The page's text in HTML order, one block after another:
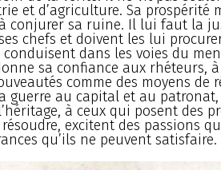
et d’agriculture. Sa prospérité
conjurer sa ruine. Il lui faut la
chefs et doivent les lui
conduisent dans les voies du
sa confiance aux rhéteurs,
comme des moyens de
guerre au capital et au
à ceux qui posent des
excitent des passions
qu’ils ne peuvent satisfaire.